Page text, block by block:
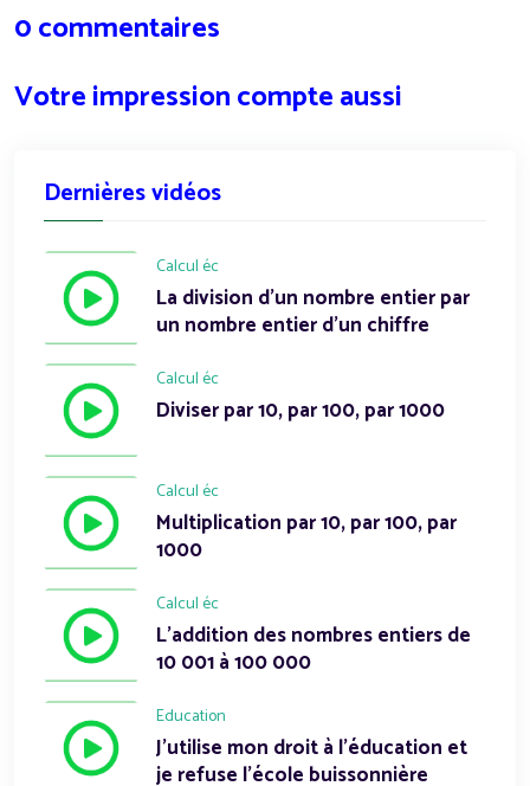
0 commentaires
Votre impression compte aussi
Dernières vidéos
Calcul éc
La division d'un nombre entier par
un nombre entier d'un chiffre
Calcul éc
Diviser par 10, par 100, par 1000
Calcul éc
Multiplication par 10, par 100, par
1000
Calcul éc
L'addition des nombres entiers de
10 001 à 100 000
Education
J'utilise mon droit à l'éducation et
je refuse l'école buissonnière